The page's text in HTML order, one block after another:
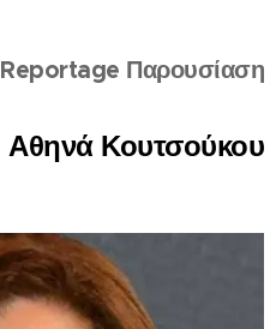
Reportage Παρουσίαση
Αθηνά Κουτσούκου